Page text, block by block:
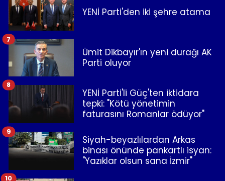
YENİ Parti'den iki şehre atama
Ümit Dikbayır'ın yeni durağı AK
Parti oluyor
7
YENİ Parti'li Güç'ten iktidara
tepki: "Kötü yönetimin
faturasını Romanlar ödüyor"
8
Siyah-beyazlılardan Arkas
binası önünde pankartlı isyan:
"Yazıklar olsun sana İzmir"
9
10